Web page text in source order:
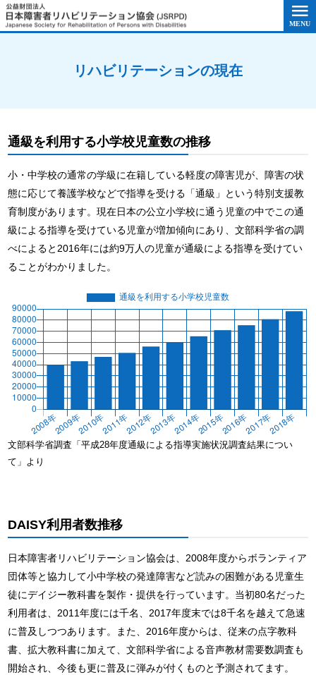
このページの本文へ移動
リハビリテーションの現在
通級を利用する小学校児童数の推移
小・中学校の通常の学級に在籍している軽度の障害児が、障害の状
態に応じて養護学校などで指導を受ける「通級」という特別支援教
育制度があります。現在日本の公立小学校に通う児童の中でこの通
級による指導を受けている児童が増加傾向にあり、文部科学省の調
べによると2016年には約9万人の児童が通級による指導を受けてい
ることがわかりました。
文部科学省調査「平成28年度通級による指導実施状況調査結果につい
て」より
DAISY利用者数推移
日本障害者リハビリテーション協会は、2008年度からボランティア
団体等と協力して小中学校の発達障害など読みの困難がある児童生
徒にデイジー教科書を製作・提供を行っています。当初80名だった
利用者は、2011年度には千名、2017年度末では8千名を越えて急速
に普及しつつあります。また、2016年度からは、従来の点字教科
書、拡大教科書に加えて、文部科学省による音声教材需要数調査も
開始され、今後も更に普及に弾みが付くものと予測されてます。